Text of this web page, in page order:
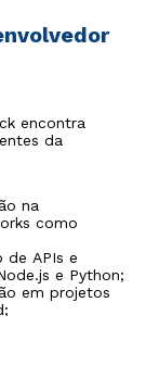
encontra
da
na
como
de APIs e
e Python;
em projetos